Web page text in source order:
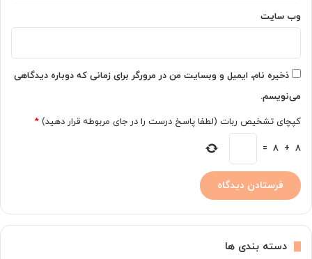
وب‌ سایت
ذخیره نام، ایمیل و وبسایت من در مرورگر برای زمانی که دوباره دیدگاهی
می‌نویسم.
کپچای تشخیص ربات (لطفا پاسخ درست را در جای مربوطه قرار دهید) *
8
+
8
=
دسته بندی ها